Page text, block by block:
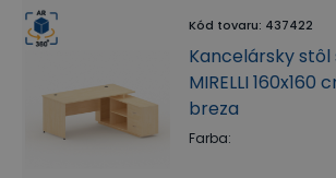
Kód tovaru: 437422
Kancelársky stôl
MIRELLI 160x160
breza
Farba: